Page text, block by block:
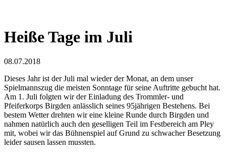
Heiße Tage im Juli
08.07.2018
Dieses Jahr ist der Juli mal wieder der Monat, an dem unser
Spielmannszug die meisten Sonntage für seine Auftritte gebucht hat.
Am 1. Juli folgten wir der Einladung des Trommler- und
Pfeiferkorps Birgden anlässlich seines 95jährigen Bestehens. Bei
bestem Wetter drehten wir eine kleine Runde durch Birgden und
nahmen natürlich auch den geselligen Teil im Festbereich am Pley
mit, wobei wir das Bühnenspiel auf Grund zu schwacher Besetzung
leider sausen lassen mussten.